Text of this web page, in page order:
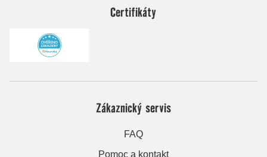
Certifikáty
Zákaznický servis
FAQ
Pomoc a kontakt